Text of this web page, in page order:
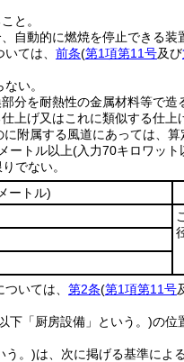
と。
自動的に燃焼を停止できる装
ては、 前条(第1項第11号及び
い。
分を耐熱性の金属材料等で造
上げ又はこれに類似する仕
附属する風道にあっては、
ートル以上(入力70キロワット
でない。
ートル)
いては、 第2条(第1項第11号
下「厨房設備」という。)の位
う。)は、次に掲げる基準によ